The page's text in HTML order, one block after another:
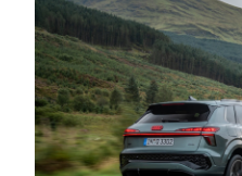
MOTO
Μεταχειρισμένο
Οδηγός αγοράς